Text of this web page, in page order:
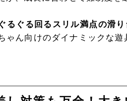
ぐるぐる回るスリル満点の滑り
ゃん向けのダイナミックな